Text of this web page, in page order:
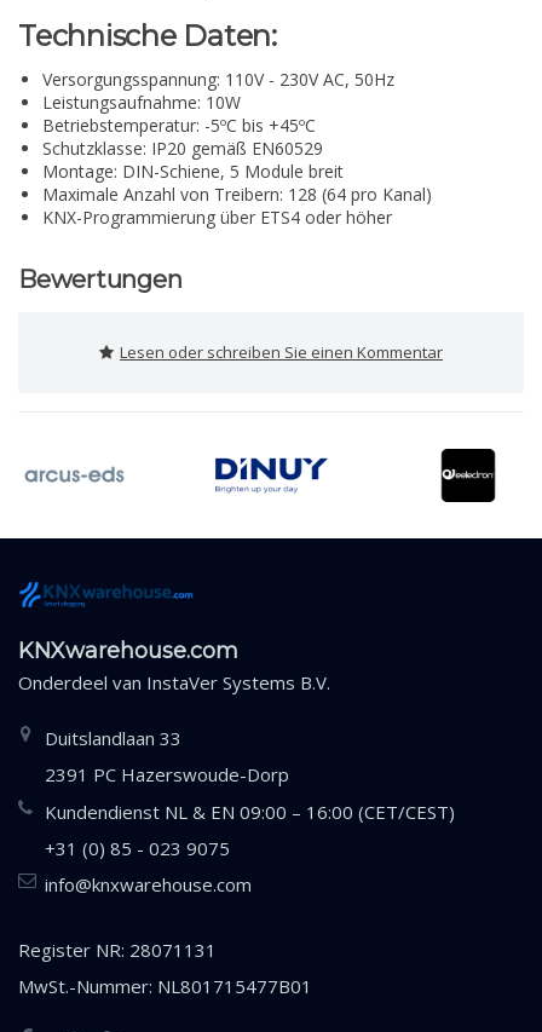
Technische Daten:
Versorgungsspannung: 110V - 230V AC, 50Hz
Leistungsaufnahme: 10W
Betriebstemperatur: -5ºC bis +45ºC
Schutzklasse: IP20 gemäß EN60529
Montage: DIN-Schiene, 5 Module breit
Maximale Anzahl von Treibern: 128 (64 pro Kanal)
KNX-Programmierung über ETS4 oder höher
Bewertungen
Lesen oder schreiben Sie einen Kommentar
KNXwarehouse.com
Onderdeel van InstaVer Systems B.V.
Duitslandlaan 33
2391 PC Hazerswoude-Dorp
Kundendienst NL & EN 09:00 – 16:00 (CET/CEST)
+31 (0) 85 - 023 9075
info@knxwarehouse.com
Register NR: 28071131
MwSt.-Nummer: NL801715477B01